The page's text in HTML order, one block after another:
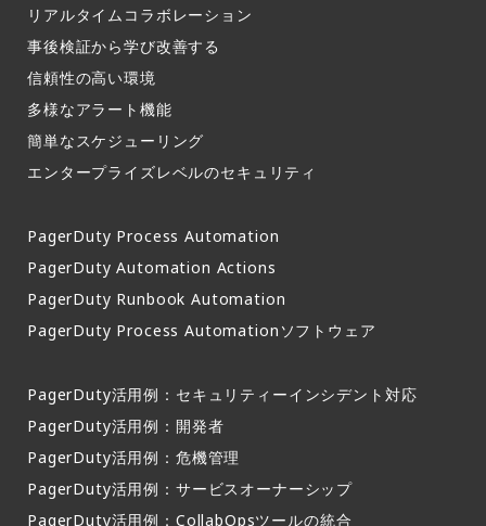
リアルタイムコラボレーション​
事後検証から学び改善する
信頼性の高い環境​
多様なアラート機能​
簡単なスケジューリング​
エンタープライズレベルのセキュリティ
PagerDuty Process Automation
PagerDuty Automation Actions
PagerDuty Runbook Automation
PagerDuty Process Automationソフトウェア
PagerDuty活用例：セキュリティーインシデント対応
PagerDuty活用例：開発者
PagerDuty活用例：危機管理
PagerDuty活用例：サービスオーナーシップ
PagerDuty活用例：CollabOpsツールの統合